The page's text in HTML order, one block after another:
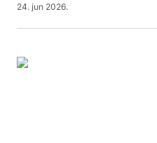
24. jun 2026.